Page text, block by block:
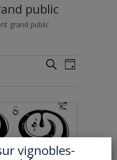
public
grand public
Recherche
de
vues
Recherche
de
Jour
vignobles-